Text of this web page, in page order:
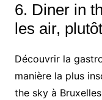
6. Diner in
les air,
Découvrir la
manière la plus
the sky à